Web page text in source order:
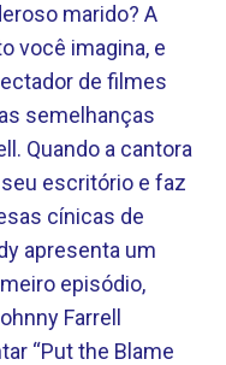
marido? A
você imagina, e
de filmes
semelhanças
Quando a cantora
escritório e faz
cínicas de
apresenta um
episódio,
Farrell
“Put the Blame